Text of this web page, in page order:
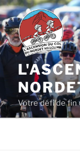
Aller
au
contenu
principal
Votre défi de fin